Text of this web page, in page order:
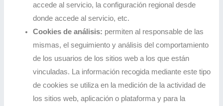
accede al servicio, la configuración regional desde
donde accede al servicio, etc.
Cookies de análisis: permiten al responsable de las
mismas, el seguimiento y análisis del comportamiento
de los usuarios de los sitios web a los que están
vinculadas. La información recogida mediante este tipo
de cookies se utiliza en la medición de la actividad de
los sitios web, aplicación o plataforma y para la